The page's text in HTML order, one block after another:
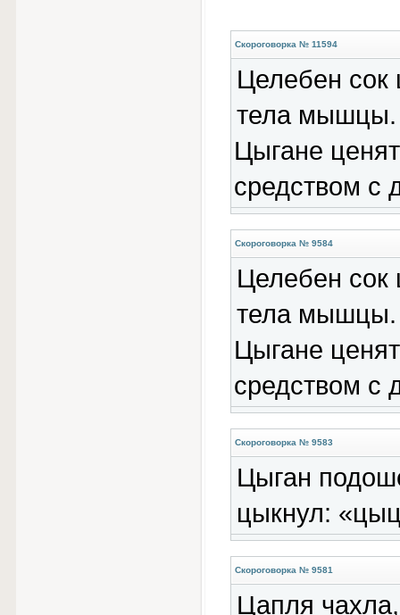
Скороговорка № 11594
Целебен сок
тела мышцы.
Цыгане
средством с
Скороговорка № 9584
Целебен сок
тела мышцы.
Цыгане
средством с
Скороговорка № 9583
Цыган
цыкнул:
Скороговорка № 9581
Цапля